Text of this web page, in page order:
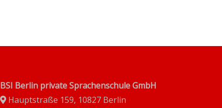
BSI Berlin private Sprachenschule GmbH
Hauptstraße 159, 10827 Berlin